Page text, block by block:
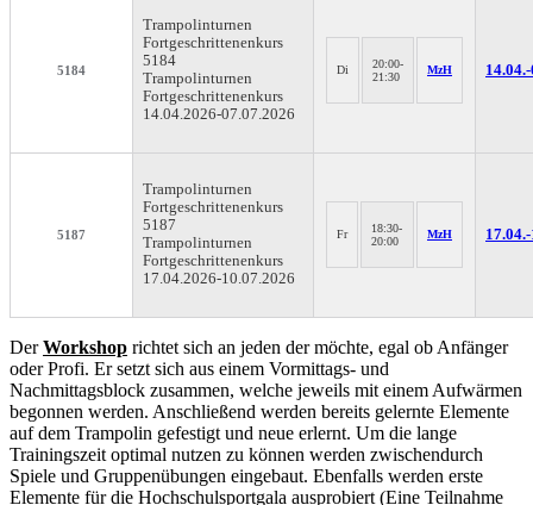
5184
Trampolinturnen
Fortgeschrittenenkurs
5184
Trampolinturnen
Fortgeschrittenenkurs
14.04.2026-07.07.2026
Di
20:00-
21:30
MzH 14.04.-
5187
Trampolinturnen
Fortgeschrittenenkurs
5187
Trampolinturnen
Fortgeschrittenenkurs
17.04.2026-10.07.2026
Fr
18:30-
20:00
MzH 17.04.-
DerWorkshop richtet sich an jeden der möchte, egal ob Anfänger
oder Profi. Er setzt sich aus einem Vormittags- und
Nachmittagsblock zusammen, welche jeweils mit einem Aufwärmen
begonnen werden. Anschließend werden bereits gelernte Elemente
auf dem Trampolin gefestigt und neue erlernt. Um die lange
Trainingszeit optimal nutzen zu können werden zwischendurch
Spiele und Gruppenübungen eingebaut. Ebenfalls werden erste
Elemente für die Hochschulsportgala ausprobiert (Eine Teilnahme